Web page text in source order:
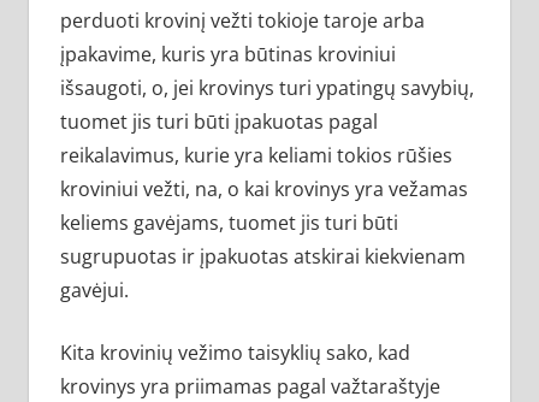
perduoti krovinį vežti tokioje taroje arba
įpakavime, kuris yra būtinas kroviniui
išsaugoti, o, jei krovinys turi ypatingų savybių,
tuomet jis turi būti įpakuotas pagal
reikalavimus, kurie yra keliami tokios rūšies
kroviniui vežti, na, o kai krovinys yra vežamas
keliems gavėjams, tuomet jis turi būti
sugrupuotas ir įpakuotas atskirai kiekvienam
gavėjui.
Kita krovinių vežimo taisyklių sako, kad
krovinys yra priimamas pagal važtaraštyje